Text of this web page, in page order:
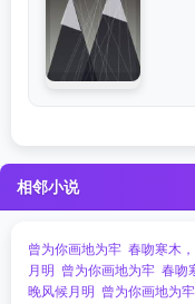
相邻小说
曾为你画地为牢 春吻寒木
月明 曾为你画地为牢 春吻
晚风候月明 曾为你画地为牢